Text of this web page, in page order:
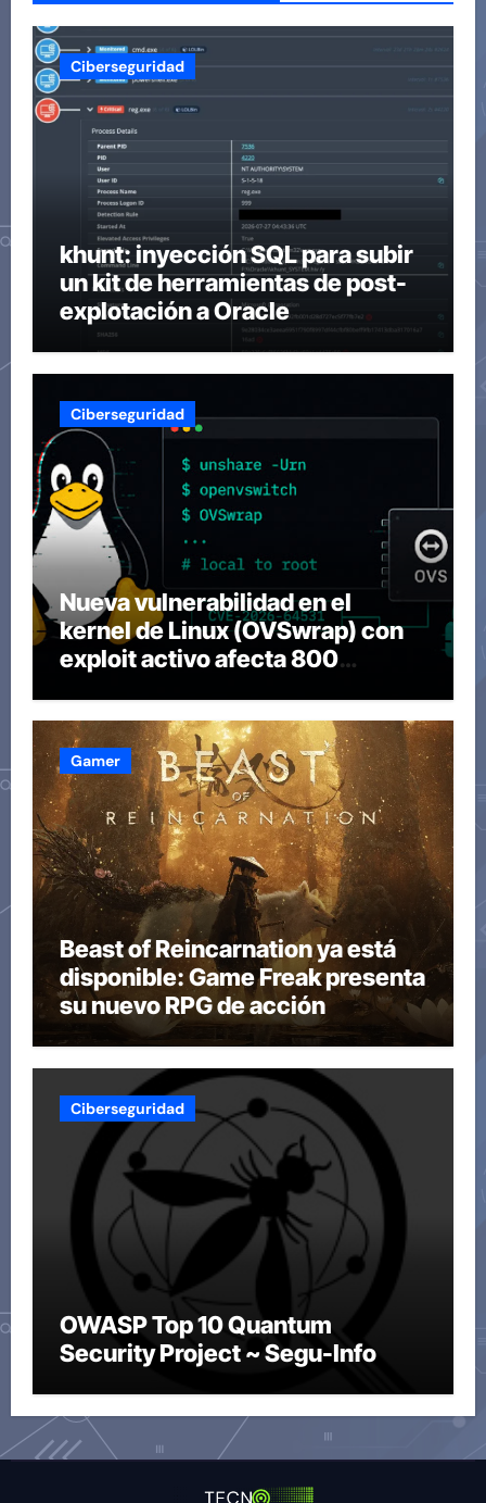
Ciberseguridad
khunt: inyección SQL para subir
un kit de herramientas de post-
explotación a Oracle
Ciberseguridad
Nueva vulnerabilidad en el
kernel de Linux (OVSwrap) con
exploit activo afecta 800
Gamer
Beast of Reincarnation ya está
disponible: Game Freak presenta
su nuevo RPG de acción
Ciberseguridad
OWASP Top 10 Quantum
Security Project ~ Segu-Info